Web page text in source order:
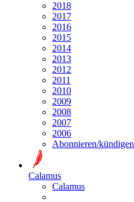
2018
2017
2016
2015
2014
2013
2012
2011
2010
2009
2008
2007
2006
Abonnieren/kündigen
Calamus
Calamus